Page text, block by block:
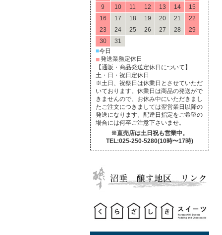
9
10 11 12 13 14
15
16
17 18 19 20 21
22
23
24 25 26 27 28
29
30
31
■今日
■発送業務定休日
【通販・商品発送定休日について】
土・日・祝日定休日
※土日、祝祭日は休業日とさせていただ
いております。休業日は商品の発送がで
きませんので、お休み中にいただきまし
たご注文につきましては翌営業日以降の
発送になります。配達日指定をご希望の
場合には何卒ご注意下さいませ。
※直売店は土日祝も営業中。
TEL:025-250-5280(10時〜17時)